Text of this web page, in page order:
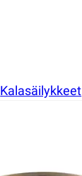
Kalasäilykkeet